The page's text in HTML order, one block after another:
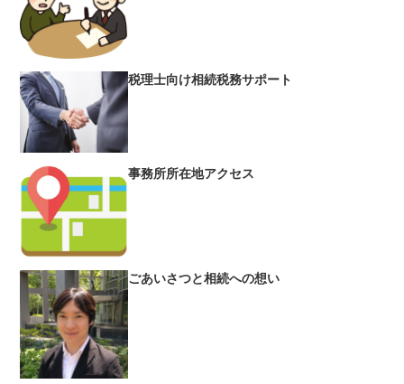
税理士向け相続税務サポート
事務所所在地アクセス
ごあいさつと相続への想い